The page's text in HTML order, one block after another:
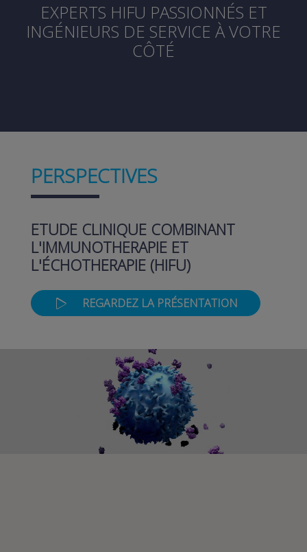
EXPERTS HIFU PASSIONNÉS ET
INGÉNIEURS DE SERVICE À VOTRE
CÔTÉ
PERSPECTIVES
ETUDE CLINIQUE COMBINANT
L'IMMUNOTHERAPIE ET
L'ÉCHOTHERAPIE (HIFU)
REGARDEZ LA PRÉSENTATION